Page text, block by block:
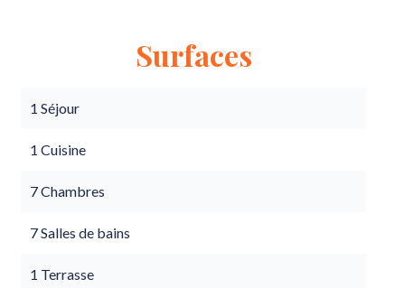
Surfaces
1 Séjour
1 Cuisine
7 Chambres
7 Salles de bains
1 Terrasse